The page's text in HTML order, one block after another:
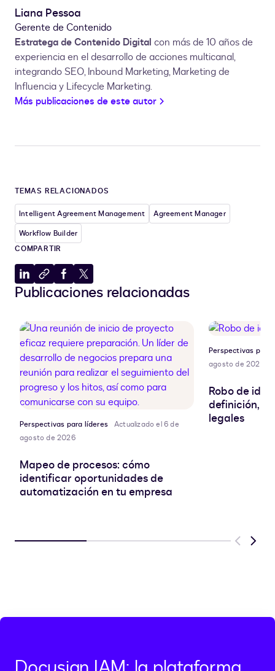
Liana Pessoa
Gerente de Contenido
Estratega de Contenido Digital con más de 10 años de
experiencia en el desarrollo de acciones multicanal,
integrando SEO, Inbound Marketing, Marketing de
Influencia y Lifecycle Marketing.
Más publicaciones de este autor
TEMAS RELACIONADOS
Intelligent Agreement Management
Agreement Manager
Workflow Builder
COMPARTIR
Compartir
en
Copiar
al
Compartir
en
Compartir
en
Publicaciones relacionadas
Perspectivas para líderes
Actualizado el 6 de
agosto de 2026
Mapeo de procesos: cómo
identificar oportunidades de
automatización en tu empresa
Perspectivas para
agosto de 2026
Robo de
definición,
legales
Previous
Next